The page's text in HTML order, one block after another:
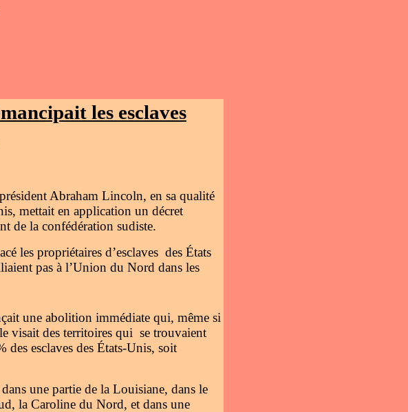
les esclaves
Abraham Lincoln, en sa qualité
mettait en application un décret
de la confédération sudiste.
les propriétaires d’esclaves des États
pas à l’Union du Nord dans les
une abolition immédiate qui, même si
visait des territoires qui se trouvaient
esclaves des États-Unis, soit
une partie de la Louisiane, dans le
la Caroline du Nord, et dans une